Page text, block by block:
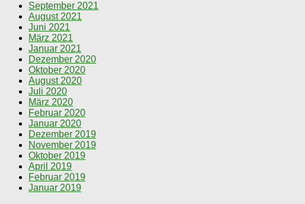
September 2021
August 2021
Juni 2021
März 2021
Januar 2021
Dezember 2020
Oktober 2020
August 2020
Juli 2020
März 2020
Februar 2020
Januar 2020
Dezember 2019
November 2019
Oktober 2019
April 2019
Februar 2019
Januar 2019